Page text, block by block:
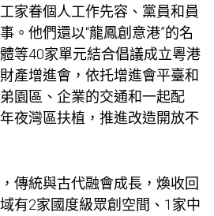
家眷個人工作先容、黨員和員
。他們還以“龍鳳創意港”的名
等40家單元結合倡議成立粵港
產增進會，依托增進會平臺和
園區、企業的交通和一起配
夜灣區扶植，推進改造開放不
傳統與古代融會成長，煥收回
有2家國度級眾創空間、1家中